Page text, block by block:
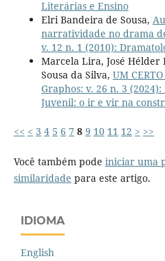
Literárias e Ensino
Elri Bandeira de Sousa,
narratividade no drama
v. 12 n. 1 (2010):
Marcela Lira, José Hélder
Sousa da Silva, UM
Graphos: v. 26 n. 3
Juvenil: o ir e vir na
<< < 3 4 5 6 7 8 9 10 11 12 > >>
Você também pode iniciar uma
similaridade para este artigo.
IDIOMA
English